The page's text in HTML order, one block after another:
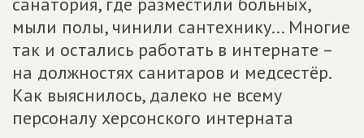
мыли полы, чинили сантехнику... Многие
так и остались работать в интернате –
на должностях санитаров и медсестёр.
Как выяснилось, далеко не всему
персоналу херсонского интерната